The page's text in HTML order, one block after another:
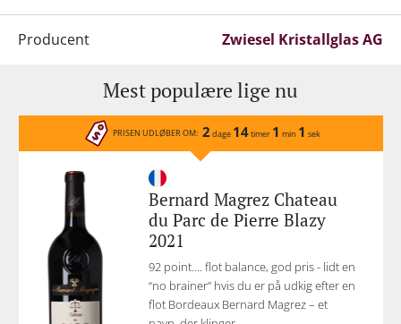
Producent Zwiesel Kristallglas AG
Mest populære lige nu
PRISEN UDLØBER OM: 2 dage 14timer 1 min 1 sek
Bernard Magrez Chateau
du Parc de Pierre Blazy
2021
92 point.... flot balance, god pris - lidt en
“no brainer” hvis du er på udkig efter en
flot Bordeaux Bernard Magrez – et